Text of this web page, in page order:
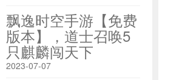
飘逸时空手游【免费
版本】，道士召唤5
只麒麟闯天下
2023-07-07